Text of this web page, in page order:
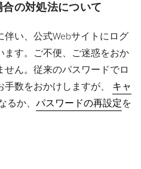
の対処法について
い、公式Webサイトにログ
ます。ご不便、ご迷惑をおか
ん。従来のパスワードでロ
数をおかけしますが、 キャ
るか、 パスワードの再設定を